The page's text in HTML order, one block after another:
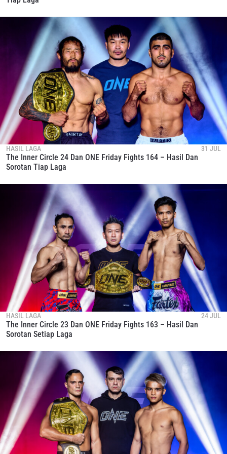
HASIL LAGA 31 JUL
The Inner Circle 24 Dan ONE Friday Fights 164 – Hasil Dan
Sorotan Tiap Laga
HASIL LAGA 24 JUL
The Inner Circle 23 Dan ONE Friday Fights 163 – Hasil Dan
Sorotan Setiap Laga